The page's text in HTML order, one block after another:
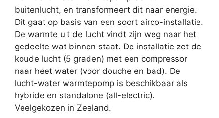
buitenlucht, en transformeert dit naar energie.
Dit gaat op basis van een soort airco-installatie.
De warmte uit de lucht vindt zijn weg naar het
gedeelte wat binnen staat. De installatie zet de
koude lucht (5 graden) met een compressor
naar heet water (voor douche en bad). De
lucht-water warmtepomp is beschikbaar als
hybride en standalone (all-electric).
Veelgekozen in Zeeland.